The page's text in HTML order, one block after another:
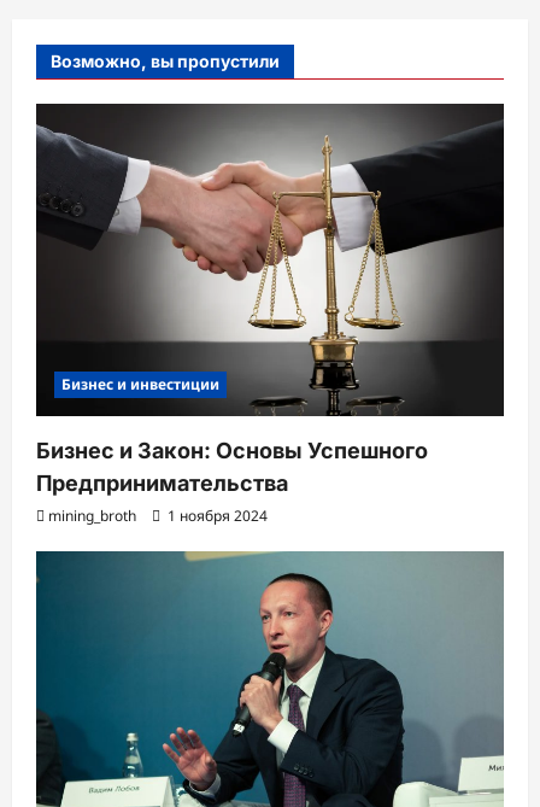
Возможно, вы пропустили
Бизнес и инвестиции
Бизнес и Закон: Основы Успешного
Предпринимательства
mining_broth 1 ноября 2024